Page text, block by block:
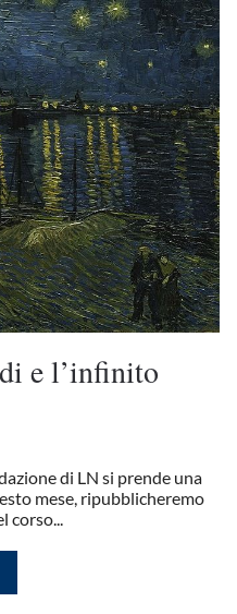
e l’infinito
di LN si prende una
mese, ripubblicheremo
corso...